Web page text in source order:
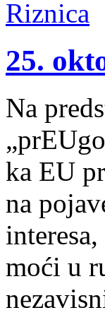
25.
Na
ka EU
na
moći u